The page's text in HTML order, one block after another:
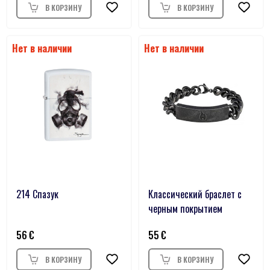
214 Спазук
56
Классический браслет с
черным покрытием
55